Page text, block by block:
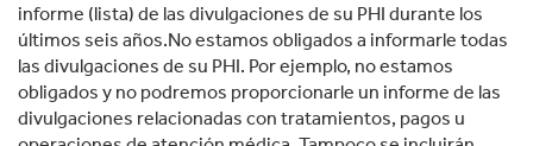
informe (lista) de las divulgaciones de su PHI durante los
últimos seis años.No estamos obligados a informarle todas
las divulgaciones de su PHI. Por ejemplo, no estamos
obligados y no podremos proporcionarle un informe de las
divulgaciones relacionadas con tratamientos, pagos u